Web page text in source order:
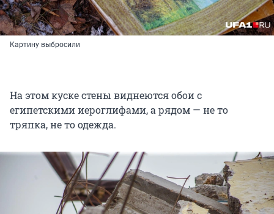
Картину выбросили
На этом куске стены виднеются обои с
египетскими иероглифами, а рядом — не то
тряпка, не то одежда.